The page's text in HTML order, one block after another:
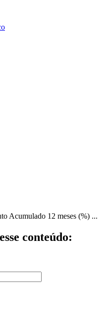
Acumulado 12 meses (%) ...
conteúdo: